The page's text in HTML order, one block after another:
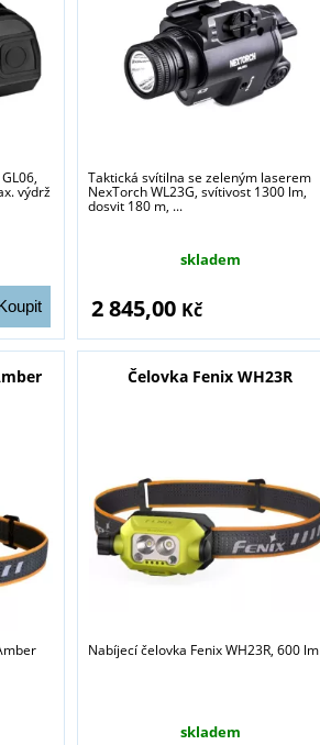
výdrž
Taktická svítilna se zeleným laserem
NexTorch WL23G, svítivost 1300 lm,
dosvit 180 m, ...
skladem
2 845,00 Kč
Čelovka Fenix WH23R
Nabíjecí čelovka Fenix WH23R, 600 lm
skladem
let a podnikatelům v oblasti zbraně a